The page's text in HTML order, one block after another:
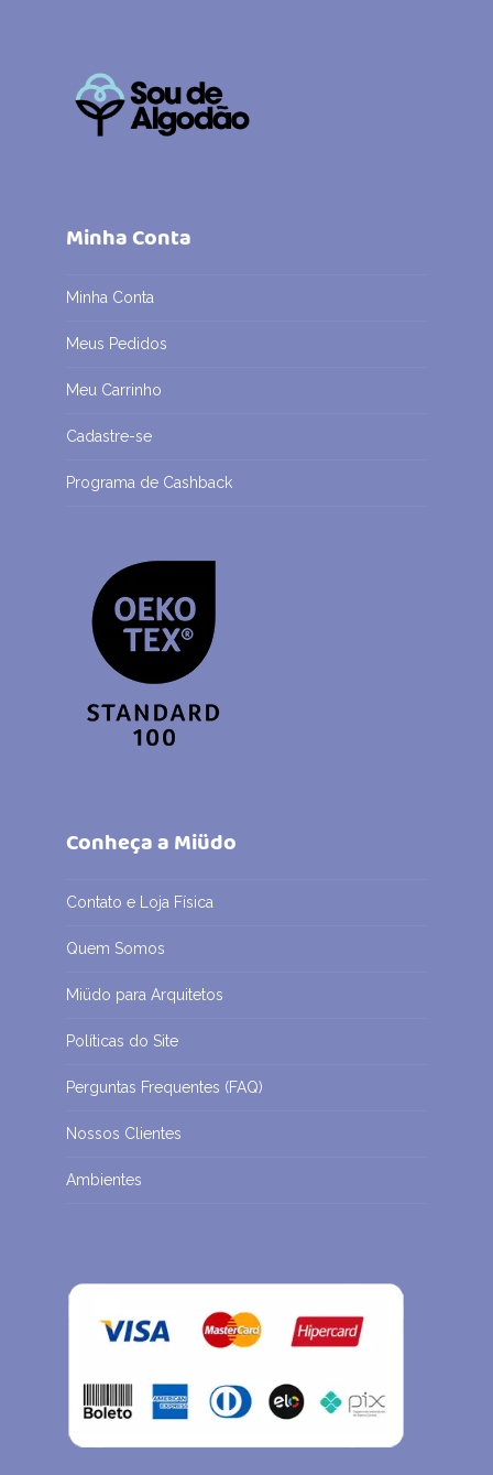
Minha Conta
Minha Conta
Meus Pedidos
Meu Carrinho
Cadastre-se
Programa de Cashback
Conheça a Miüdo
Contato e Loja Física
Quem Somos
Miüdo para Arquitetos
Políticas do Site
Perguntas Frequentes (FAQ)
Nossos Clientes
Ambientes